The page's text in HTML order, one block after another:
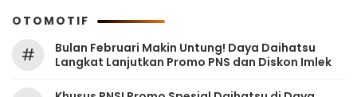
OTOMOTIF
#
Bulan Februari Makin Untung! Daya Daihatsu
Langkat Lanjutkan Promo PNS dan Diskon Imlek